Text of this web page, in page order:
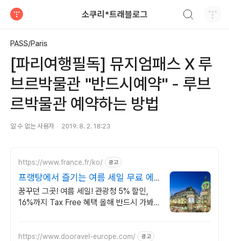
소쿠리*트래블로그
PASS/Paris
[파리여행필독] 뮤지엄패스 X 루
브르박물관 "반드시예약" - 루브
르박물관 예약하는 방법
알 수 없는 사용자 2019. 8. 2. 18:23
https://www.france.fr/ko/ 광고
프랭탕에서 즐기는 여름 세일 무료 에
펠탑뷰 테라스
꿈꾸던 그곳! 여름 세일! 관광청 5% 할인,
16%까지 Tax Free 혜택 올해 반드시 가봐
https://www.dooravel-europe.com/ 광고